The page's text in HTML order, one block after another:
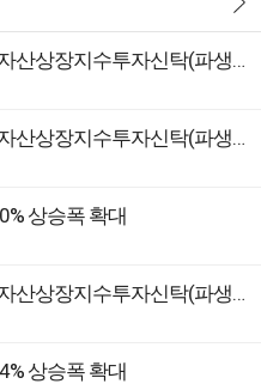
KB RISE 팔라듐선물인버스특별자산상장지수투자신탁(파생형)(H) ETF기타시장안내
KB RISE 팔라듐선물인버스특별자산상장지수투자신탁(파생형)(H) ETF 괴리율 초과 발생
상승폭 확대
KB RISE 팔라듐선물인버스특별자산상장지수투자신탁(파생형)(H) ETF 괴리율 초과 발생
상승폭 확대